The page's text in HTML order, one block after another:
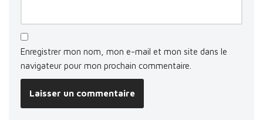
Enregistrer mon nom, mon e-mail et mon site dans le
navigateur pour mon prochain commentaire.